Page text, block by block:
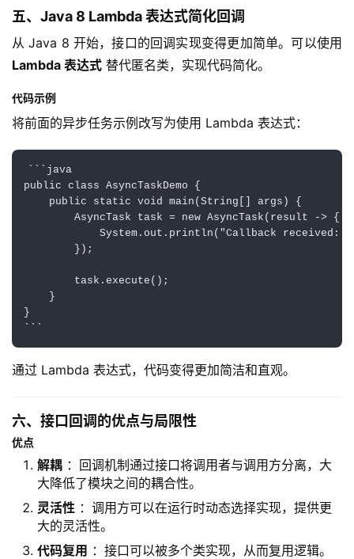
五、Java 8 Lambda 表达式简化回调
Lambda 表达式 替代匿名类，实现代码简化。
代码示例
将前面的异步任务示例改写为使用 Lambda 表达式：
```java
public class AsyncTaskDemo {
    public static void main(String[] args) {
        AsyncTask task = new AsyncTask(result -> {
System.out.println("Callback received:
        });
        task.execute();
    }
}
通过 Lambda 表达式，代码变得更加简洁和直观。
六、接口回调的优点与局限性
优点
解耦 ：回调机制通过接口将调用者与调用方分离，大
大降低了模块之间的耦合性。
灵活性 ：调用方可以在运行时动态选择实现，提供更
大的灵活性。
代码复用 ：接口可以被多个类实现，从而复用逻辑。